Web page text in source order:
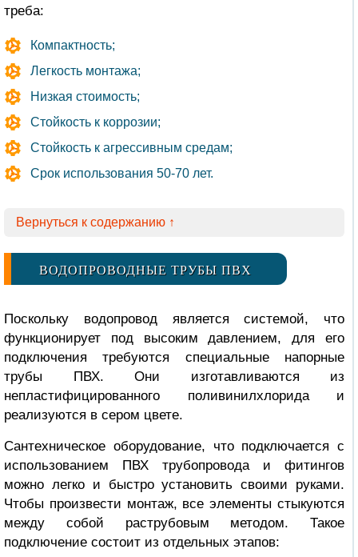
треба:
Компактность;
Легкость монтажа;
Низкая стоимость;
Стойкость к коррозии;
Стойкость к агрессивным средам;
Срок использования 50-70 лет.
Вернуться к содержанию ↑
ВОДОПРОВОДНЫЕ ТРУБЫ ПВХ
Поскольку водопровод является системой, что
функционирует под высоким давлением, для его
подключения требуются специальные напорные
трубы ПВХ. Они изготавливаются из
непластифицированного поливинилхлорида и
реализуются в сером цвете.
Сантехническое оборудование, что подключается с
использованием ПВХ трубопровода и фитингов
можно легко и быстро установить своими руками.
Чтобы произвести монтаж, все элементы стыкуются
между собой раструбовым методом. Такое
подключение состоит из отдельных этапов: